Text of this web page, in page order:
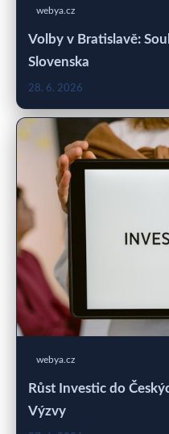
webya.cz
Volby v Bratislavě:
Slovenska
28. 6. 2026
webya.cz
Růst Investic do
Výzvy